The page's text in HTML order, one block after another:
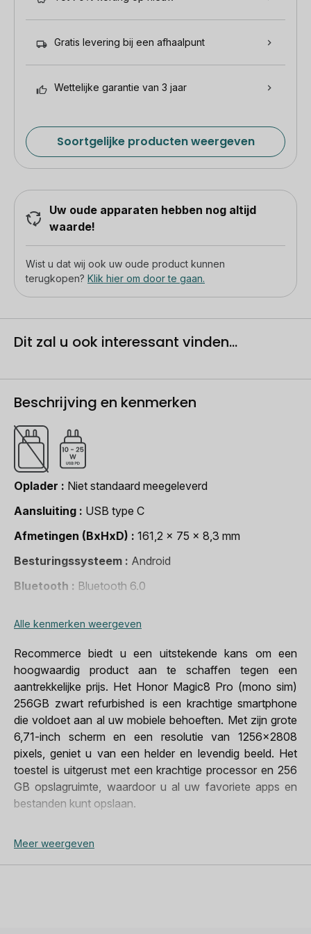
Gratis levering bij een afhaalpunt
Wettelijke garantie van 3 jaar
Soortgelijke producten weergeven
Uw oude apparaten hebben nog altijd
waarde!
Wist u dat wij ook uw oude product kunnen
terugkopen? Klik hier om door te gaan.
Dit zal u ook interessant vinden...
Beschrijving en kenmerken
Oplader
Niet standaard meegeleverd
Aansluiting
USB type C
Afmetingen (BxHxD)
161,2 x 75 x 8,3 mm
Besturingssysteem
Android
Bluetooth
Bluetooth 6.0
Gewicht
219 g
Jack plug
Neen
Merk
Honor
Modeljaar
2025
Netwerk
5G
NFC-technologie
Ja
Ontgrendelingssysteem
SAR Hoofd
0,348 W/kg
Alle kenmerken weergeven
Recommerce biedt u een uitstekende kans om een
hoogwaardig product aan te schaffen tegen een
aantrekkelijke prijs. Het Honor Magic8 Pro (mono sim)
256GB zwart refurbished is een krachtige smartphone
die voldoet aan al uw mobiele behoeften. Met zijn grote
6,71-inch scherm en een resolutie van 1256x2808
pixels, geniet u van een helder en levendig beeld. Het
toestel is uitgerust met een krachtige processor en 256
GB opslagruimte, waardoor u al uw favoriete apps en
bestanden kunt opslaan.
Het Honor Magic8 Pro (mono sim) 256GB zwart
refurbished beschikt over een geavanceerde camera
van 200 megapixels, waarmee u prachtige foto's kunt
Meer weergeven